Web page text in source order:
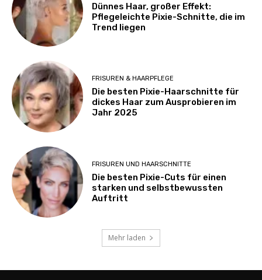
Dünnes Haar, großer Effekt:
Pflegeleichte Pixie-Schnitte, die im
Trend liegen
FRISUREN & HAARPFLEGE
Die besten Pixie-Haarschnitte für
dickes Haar zum Ausprobieren im
Jahr 2025
FRISUREN UND HAARSCHNITTE
Die besten Pixie-Cuts für einen
starken und selbstbewussten
Auftritt
Mehr laden